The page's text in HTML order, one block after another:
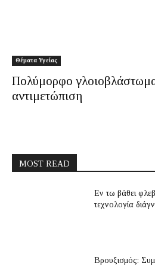
Θέματα Υγείας
Πολύμορφο
αντιμετώπιση
MOST READ
Εν τω βάθει
τεχνολογία
Βρουξισμός: